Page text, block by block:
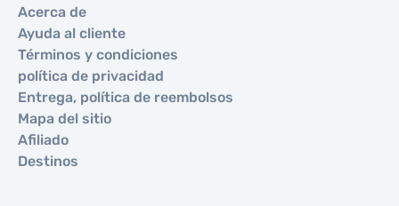
Acerca de
Ayuda al cliente
Términos y condiciones
política de privacidad
Entrega, política de reembolsos
Mapa del sitio
Afiliado
Destinos